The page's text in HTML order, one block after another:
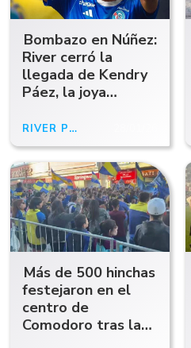
Bombazo en Núñez:
River cerró la
llegada de Kendry
Páez, la joya
Chelsea
RIVER PLATE
Más de 500 hinchas
festejaron en el
centro de
Comodoro tras la